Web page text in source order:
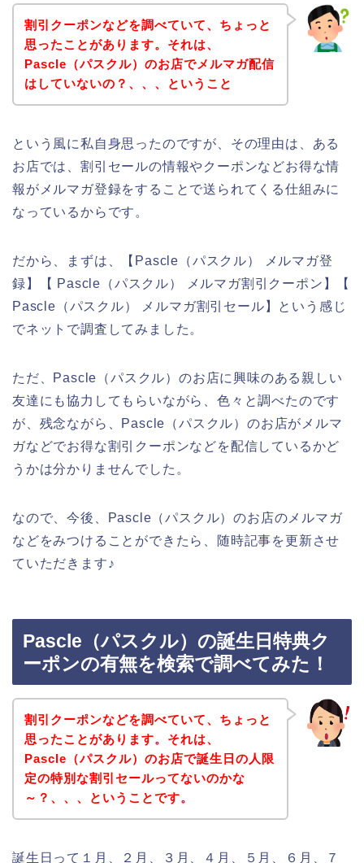
割引クーポンなどを調べていて、ちょっと
思ったことがあります。それは、
Pascle（パスクル）のお店でメルマガ配信
はしていないの？、、、ということ
という風に私自身思ったのですが、その理由は、ある
お店では、割引セールの情報やクーポンなどお得な情
報がメルマガ登録をすることで送られてくる仕組みに
なっているからです。
だから、まずは、【Pascle（パスクル） メルマガ登
録】【 Pascle（パスクル） メルマガ割引クーポン】【
Pascle（パスクル） メルマガ割引セール】という感じ
でネットで調査してみました。
ただ、Pascle（パスクル）のお店に興味のある親しい
友達にも協力してもらいながら、色々と調べたのです
が、残念ながら、Pascle（パスクル）のお店がメルマ
ガなどでお得な割引クーポンなどを配信しているかど
うかは分かりませんでした。
なので、今後、Pascle（パスクル）のお店のメルマガ
などをみつけることができたら、随時記事を更新させ
ていただきます♪
Pascle（パスクル）の誕生日特典ク
ーポンの有無を検索で調べてみた！
割引クーポンなどを調べていて、ちょっと
思ったことがあります。それは、
Pascle（パスクル）のお店で誕生日の人限
定の特別な割引セールってないのかな
～？、、、ということです。
誕生日って１月、２月、３月、４月、５月、６月、７